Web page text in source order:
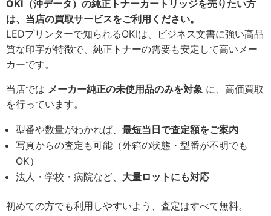
OKI（沖データ）の純正トナーカートリッジを売りたい方
は、当店の買取サービスをご利用ください。
LEDプリンターで知られるOKIは、ビジネス文書に強い高品
質な印字が特徴で、純正トナーの需要も安定して高いメー
カーです。
当店では メーカー純正の未使用品のみを対象 に、高価買取
を行っています。
型番や数量がわかれば、最短当日で査定額をご案内
写真からの査定も可能（外箱の状態・型番が不明でも
OK）
法人・学校・病院など、 大量ロットにも対応
初めての方でも利用しやすいよう、査定はすべて無料。